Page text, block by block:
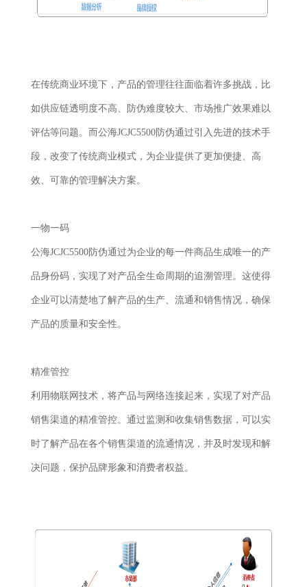
在传统商业环境下，产品的管理往往面临着许多挑战，比
如供应链透明度不高、防伪难度较大、市场推广效果难以
评估等问题。而公海JCJC5500防伪通过引入先进的技术手
段，改变了传统商业模式，为企业提供了更加便捷、高
效、可靠的管理解决方案。
一物一码
公海JCJC5500防伪通过为企业的每一件商品生成唯一的产
品身份码，实现了对产品全生命周期的追溯管理。这使得
企业可以清楚地了解产品的生产、流通和销售情况，确保
产品的质量和安全性。
精准管控
利用物联网技术，将产品与网络连接起来，实现了对产品
销售渠道的精准管控。通过监测和收集销售数据，可以实
时了解产品在各个销售渠道的流通情况，并及时发现和解
决问题，保护品牌形象和消费者权益。